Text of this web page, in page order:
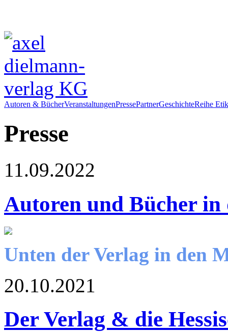
Autoren & BücherVeranstaltungenPressePartnerGeschichteReihe
Presse
11.09.2022
Autoren und Bücher in
Unten der Verlag in den
20.10.2021
Der Verlag & die